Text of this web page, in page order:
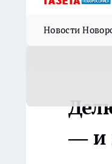
Новости
— и